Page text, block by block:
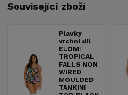
Související zboží
Plavky
vrchní díl
ELOMI
TROPICAL
FALLS NON
WIRED
MOULDED
TANKINI